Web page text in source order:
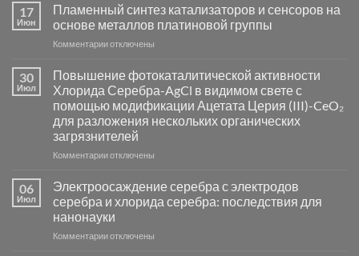
17
Июн
Пламенный синтез катализаторов и сенсоров на
основе металлов платиновой группы
Комментариик
Пламенный
синтез
катализаторов
и
сенсоров
на
основе
группы
отключены
30
Июл
Повышение фотокаталитической активности
Хлорида Серебра-AgCl в видимом свете с
помощью модификации Ацетата Церия (III)-CeO₂
для разложения нескольких органических
загрязнителей
Комментариик
фотокаталитической
активности
Хлорида
Серебра-
отключены
06
Июл
Электроосаждение серебра с электродов
серебра и хлорида серебра: последствия для
нанонауки
Комментариикотключены